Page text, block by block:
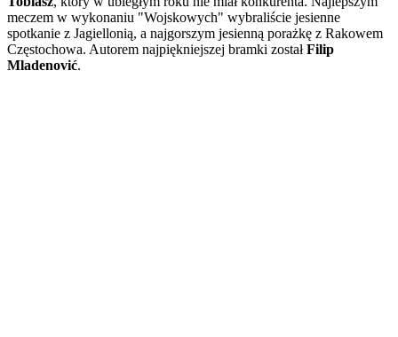
meczem w wykonaniu "Wojskowych" wybraliście jesienne
spotkanie z Jagiellonią, a najgorszym jesienną porażkę z Rakowem
Częstochowa. Autorem najpiękniejszej bramki zostałFilip
Mladenović.